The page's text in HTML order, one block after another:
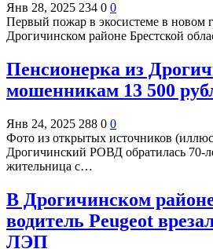
Янв 28, 2025 234 0 0
Первый пожар в экосистеме в новом
Дрогичинском районе Брестской
Пенсионерка из
мошенникам 13 500
Янв 24, 2025 288 0 0
Фото из открытых источников
Дрогичинский РОВД обратилась 70-
жительница с…
В Дрогичинском
водитель Peugeot
ЛЭП